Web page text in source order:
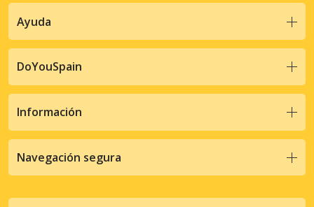
Ayuda
DoYouSpain
Información
Navegación segura